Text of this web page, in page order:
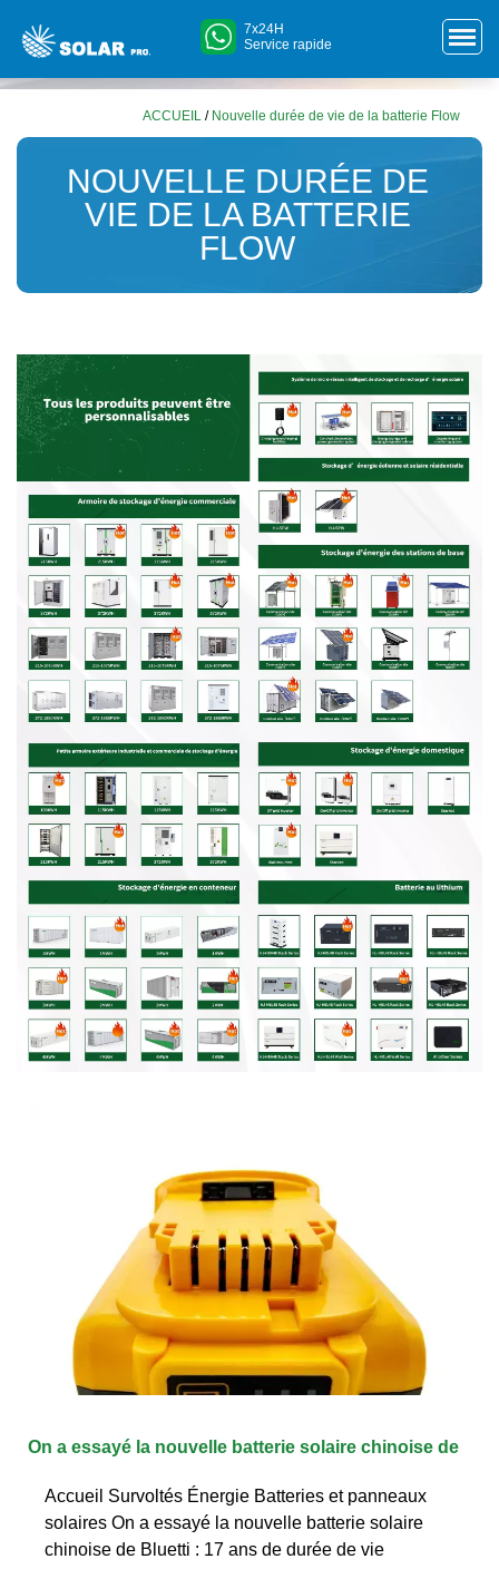
7x24H
Service rapide
ACCUEIL / Nouvelle durée de vie de la batterie Flow
NOUVELLE DURÉE DE
VIE DE LA BATTERIE
FLOW
On a essayé la nouvelle batterie solaire chinoise de
Accueil Survoltés Énergie Batteries et panneaux
solaires On a essayé la nouvelle batterie solaire
chinoise de Bluetti : 17 ans de durée de vie